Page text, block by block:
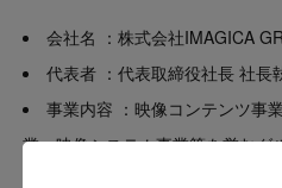
会社名 ：株式会社IMAGICA
代表者 ：代表取締役社長 社
事業内容 ：映像コンテンツ事
業、映像システム事業等を営むグ